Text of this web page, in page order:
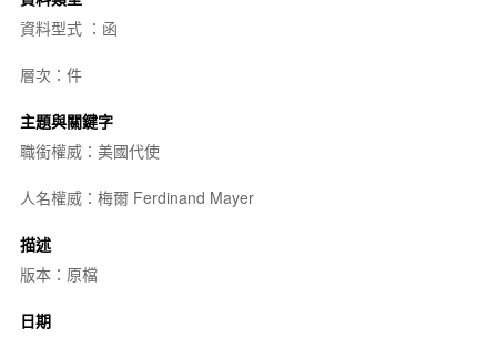
資料型式 ：函
層次：件
主題與關鍵字
職銜權威：美國代使
人名權威：梅爾 Ferdinand Mayer
描述
版本：原檔
日期